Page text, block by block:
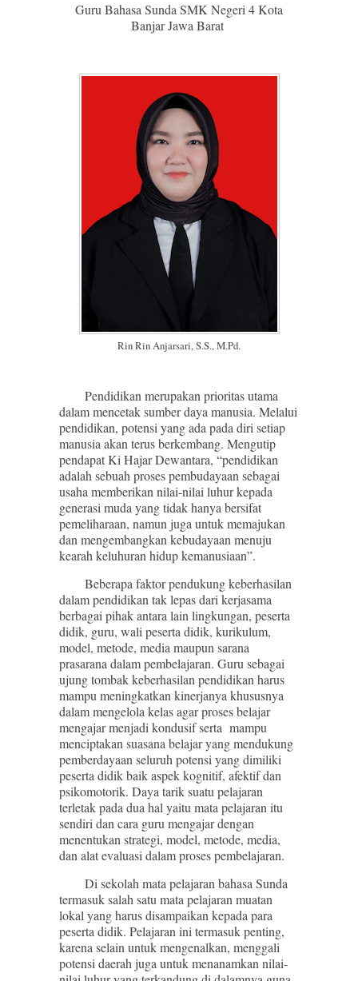
Guru Bahasa Sunda SMK Negeri 4 Kota
Banjar Jawa Barat
Rin Rin Anjarsari, S.S., M.Pd.
Pendidikan merupakan prioritas utama
dalam mencetak sumber daya manusia. Melalui
pendidikan, potensi yang ada pada diri setiap
manusia akan terus berkembang. Mengutip
pendapat Ki Hajar Dewantara, “pendidikan
adalah sebuah proses pembudayaan sebagai
usaha memberikan nilai-nilai luhur kepada
generasi muda yang tidak hanya bersifat
pemeliharaan, namun juga untuk memajukan
dan mengembangkan kebudayaan menuju
kearah keluhuran hidup kemanusiaan”.
Beberapa faktor pendukung keberhasilan
dalam pendidikan tak lepas dari kerjasama
berbagai pihak antara lain lingkungan, peserta
didik, guru, wali peserta didik, kurikulum,
model, metode, media maupun sarana
prasarana dalam pembelajaran. Guru sebagai
ujung tombak keberhasilan pendidikan harus
mampu meningkatkan kinerjanya khususnya
dalam mengelola kelas agar proses belajar
mengajar menjadi kondusif serta mampu
menciptakan suasana belajar yang mendukung
pemberdayaan seluruh potensi yang dimiliki
peserta didik baik aspek kognitif, afektif dan
psikomotorik. Daya tarik suatu pelajaran
terletak pada dua hal yaitu mata pelajaran itu
sendiri dan cara guru mengajar dengan
menentukan strategi, model, metode, media,
dan alat evaluasi dalam proses pembelajaran.
Di sekolah mata pelajaran bahasa Sunda
termasuk salah satu mata pelajaran muatan
lokal yang harus disampaikan kepada para
peserta didik. Pelajaran ini termasuk penting,
karena selain untuk mengenalkan, menggali
potensi daerah juga untuk menanamkan nilai-